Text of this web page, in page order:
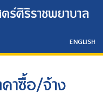
ENGLISH
าซื้อ/จ้าง